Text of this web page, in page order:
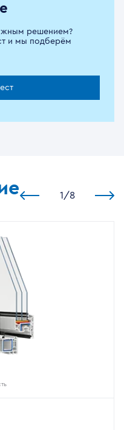
решением?
и мы подберём
1 /8